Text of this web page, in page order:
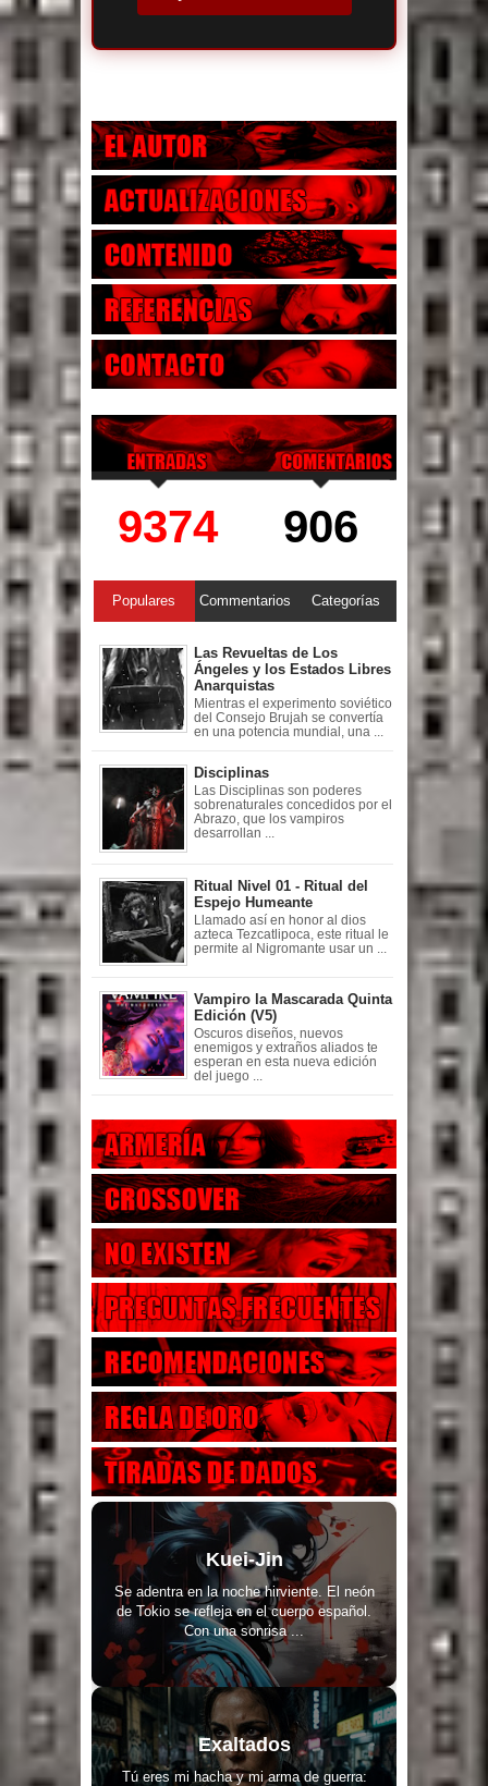
9374 906
Populares Commentarios Categorías
Las Revueltas de Los
Ángeles y los Estados Libres
Anarquistas
Mientras el experimento soviético
del Consejo Brujah se convertía
en una potencia mundial, una ...
Disciplinas
Las Disciplinas son poderes
sobrenaturales concedidos por el
Abrazo, que los vampiros
desarrollan ...
Ritual Nivel 01 - Ritual del
Espejo Humeante
Llamado así en honor al dios
azteca Tezcatlipoca, este ritual le
permite al Nigromante usar un ...
Vampiro la Mascarada Quinta
Edición (V5)
Oscuros diseños, nuevos
enemigos y extraños aliados te
esperan en esta nueva edición
del juego ...
Kuei-Jin
Se adentra en la noche hirviente. El neón
de Tokio se refleja en el cuerpo español.
Con una sonrisa ...
Exaltados
Tú eres mi hacha y mi arma de guerra: